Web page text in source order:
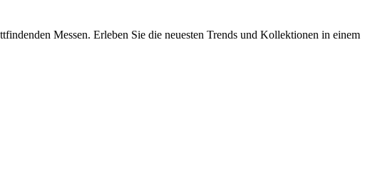
Messen. Erleben Sie die neuesten Trends und Kollektionen in einem